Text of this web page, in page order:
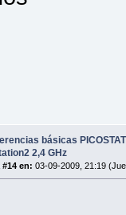
básicas
2,4 GHz
#14 en: 03-09-2009, 21:19